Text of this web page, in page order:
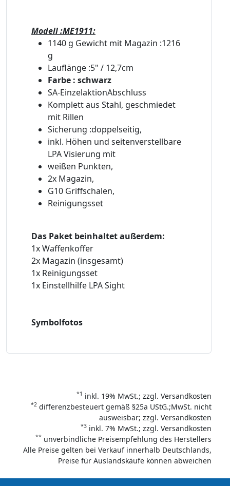
Modell :ME1911:
1140 g Gewicht mit Magazin :1216
g
Lauflänge :5" / 12,7cm
Farbe : schwarz
SA-EinzelaktionAbschluss
Komplett aus Stahl, geschmiedet
mit Rillen
Sicherung :doppelseitig,
inkl. Höhen und seitenverstellbare
LPA Visierung mit
weißen Punkten,
2x Magazin,
G10 Griffschalen,
Reinigungsset
Das Paket beinhaltet außerdem:
1x Waffenkoffer
2x Magazin (insgesamt)
1x Reinigungsset
1x Einstellhilfe LPA Sight
Symbolfotos
*1 inkl. 19% MwSt.; zzgl. Versandkosten
*2 differenzbesteuert gemäß §25a UStG.;MwSt. nicht
ausweisbar; zzgl. Versandkosten
*3 inkl. 7% MwSt.; zzgl. Versandkosten
** unverbindliche Preisempfehlung des Herstellers
Alle Preise gelten bei Verkauf innerhalb Deutschlands,
Preise für Auslandskäufe können abweichen